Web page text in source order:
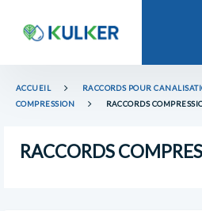
ACCUEIL RACCORDS POUR
COMPRESSION
RACCORDS
RACCORDS